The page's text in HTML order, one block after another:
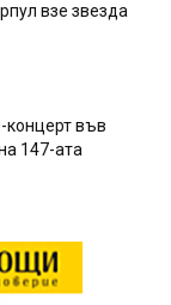
взе звезда
във
147-ата